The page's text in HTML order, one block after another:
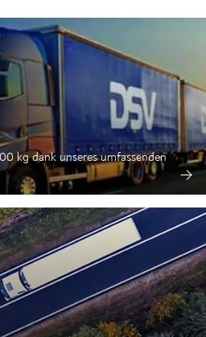
kg dank unseres umfassenden